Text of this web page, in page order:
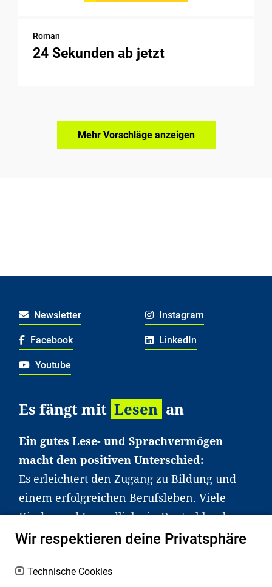
Roman
24 Sekunden ab jetzt
Mehr Vorschläge anzeigen
Newsletter Instagram
Facebook LinkedIn
Youtube
Es fängt mit Lesen an
Ein gutes Lese- und Sprachvermögen
macht den positiven Unterschied:
Es erleichtert den Zugang zu Bildung und
einem erfolgreichen Berufsleben. Viele
Kinder und Jugendliche in Deutschland
haben aber große Schwierigkeiten dabei.
an Familien sowie an Erzieher*innen,
Wir respektieren deine Privatsphäre
Technische Cookies